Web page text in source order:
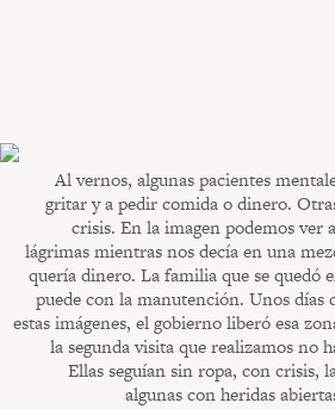
Al vernos, algunas pacientes
gritar y a pedir comida o dinero.
crisis. En la imagen podemos ver
lágrimas mientras nos decía en una
quería dinero. La familia que se quedó
puede con la manutención. Unos días
estas imágenes, el gobierno liberó esa
la segunda visita que realizamos no
Ellas seguían sin ropa, con crisis,
algunas con heridas